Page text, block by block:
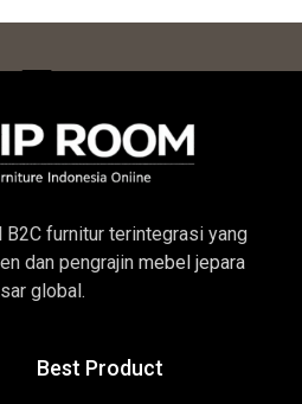
B2C furnitur terintegrasi yang
dan pengrajin mebel jepara
global.
Best Product